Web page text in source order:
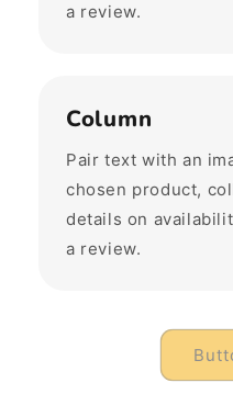
a review.
Column
Pair text with an
chosen product,
details on
a review.